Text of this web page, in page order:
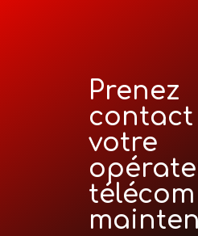
Prenez
contact
votre
télécom